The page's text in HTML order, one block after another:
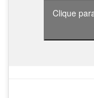
Clique